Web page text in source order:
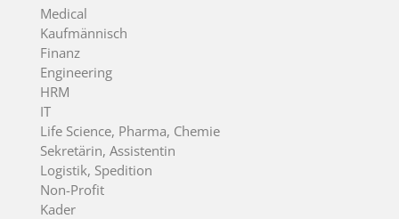
Medical
Kaufmännisch
Finanz
Engineering
HRM
IT
Life Science, Pharma, Chemie
Sekretärin, Assistentin
Logistik, Spedition
Non-Profit
Kader